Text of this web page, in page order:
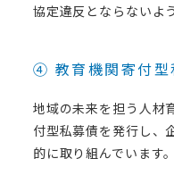
協定違反とならないよ
④ 教育機関寄付型
地域の未来を担う人材
付型私募債を発行し、
的に取り組んでいます。